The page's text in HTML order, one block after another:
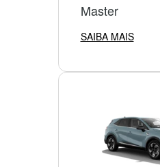
Master
SAIBA MAIS